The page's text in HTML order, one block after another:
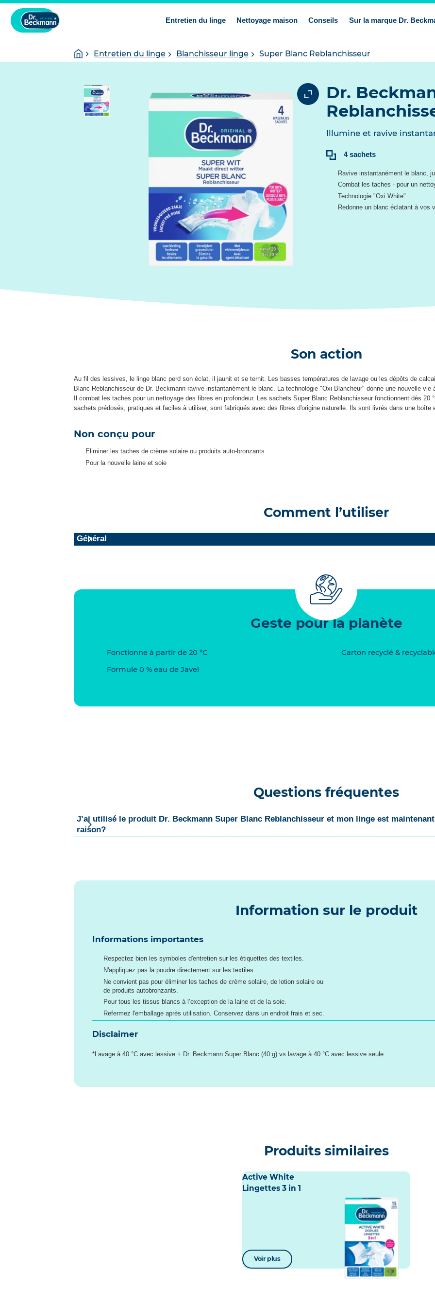
Entretien du linge Nettoyage maison Conseils Sur la marque Dr.
You
are
Homepage
Entretien du linge Blanchisseur linge Super Blanc Reblanchisseur
Dr.
Illumine et ravive
Contenu:4 sachets
Ravive instantanément le blanc,
Combat les taches - pour un
Technologie "Oxi White"
Redonne un blanc éclatant à vos
Son action
Au fil des lessives, le linge blanc perd son éclat, il jaunit et se ternit. Les basses températures de lavage ou les dépôts de
Blanc Reblanchisseur de Dr. Beckmann ravive instantanément le blanc. La technologie "Oxi Blancheur" donne une nouvelle
Il combat les taches pour un nettoyage des fibres en profondeur. Les sachets Super Blanc Reblanchisseur fonctionnent dès
sachets prédosés, pratiques et faciles à utiliser, sont fabriqués avec des fibres d'origine naturelle. Ils sont livrés dans une boîte
Non conçu pour
Eliminer les taches de crème solaire ou produits auto-bronzants.
Pour la nouvelle laine et soie
Comment l’utiliser
Général
Geste pour la planète
Fonctionne à partir de 20 °C
Formule 0 % eau de Javel
Carton recyclé &
Questions fréquentes
J’ai utilisé le produit Dr. Beckmann Super Blanc Reblanchisseur et mon linge est
raison?
Information sur le produit
Informations importantes
Respectez bien les symboles d'entretien sur les étiquettes des textiles.
N'appliquez pas la poudre directement sur les textiles.
Ne convient pas pour éliminer les taches de crème solaire, de lotion solaire ou
de produits autobronzants.
Pour tous les tissus blancs à l’exception de la laine et de la soie.
Refermez l'emballage après utilisation. Conservez dans un endroit frais et sec.
Disclaimer
*Lavage à 40 °C avec lessive + Dr. Beckmann Super Blanc (40 g) vs lavage à 40 °C avec lessive seule.
Produits similaires
Active White
Lingettes 3 in 1
Voir plus